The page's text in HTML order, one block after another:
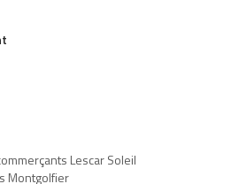
Lescar Soleil
Montgolfier